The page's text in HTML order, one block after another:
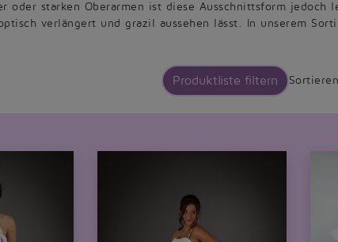
starken Oberarmen ist diese Ausschnittsform jedoch
verlängert und grazil aussehen lässt. In unserem
Produktliste filtern